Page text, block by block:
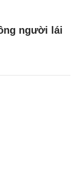
người lái